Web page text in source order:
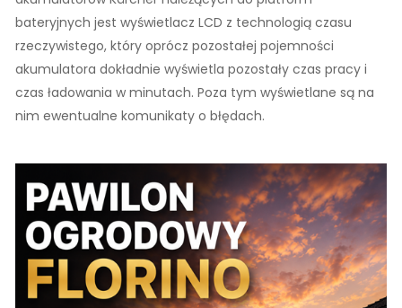
bateryjnych jest wyświetlacz LCD z technologią czasu
rzeczywistego, który oprócz pozostałej pojemności
akumulatora dokładnie wyświetla pozostały czas pracy i
czas ładowania w minutach. Poza tym wyświetlane są na
nim ewentualne komunikaty o błędach.